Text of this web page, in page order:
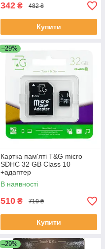
342 ₴ 482 ₴
Купити
–29%
Картка пам'яті T&G micro
SDHC 32 GB Class 10
+адаптер
В наявності
510 ₴ 719 ₴
Купити
–29%